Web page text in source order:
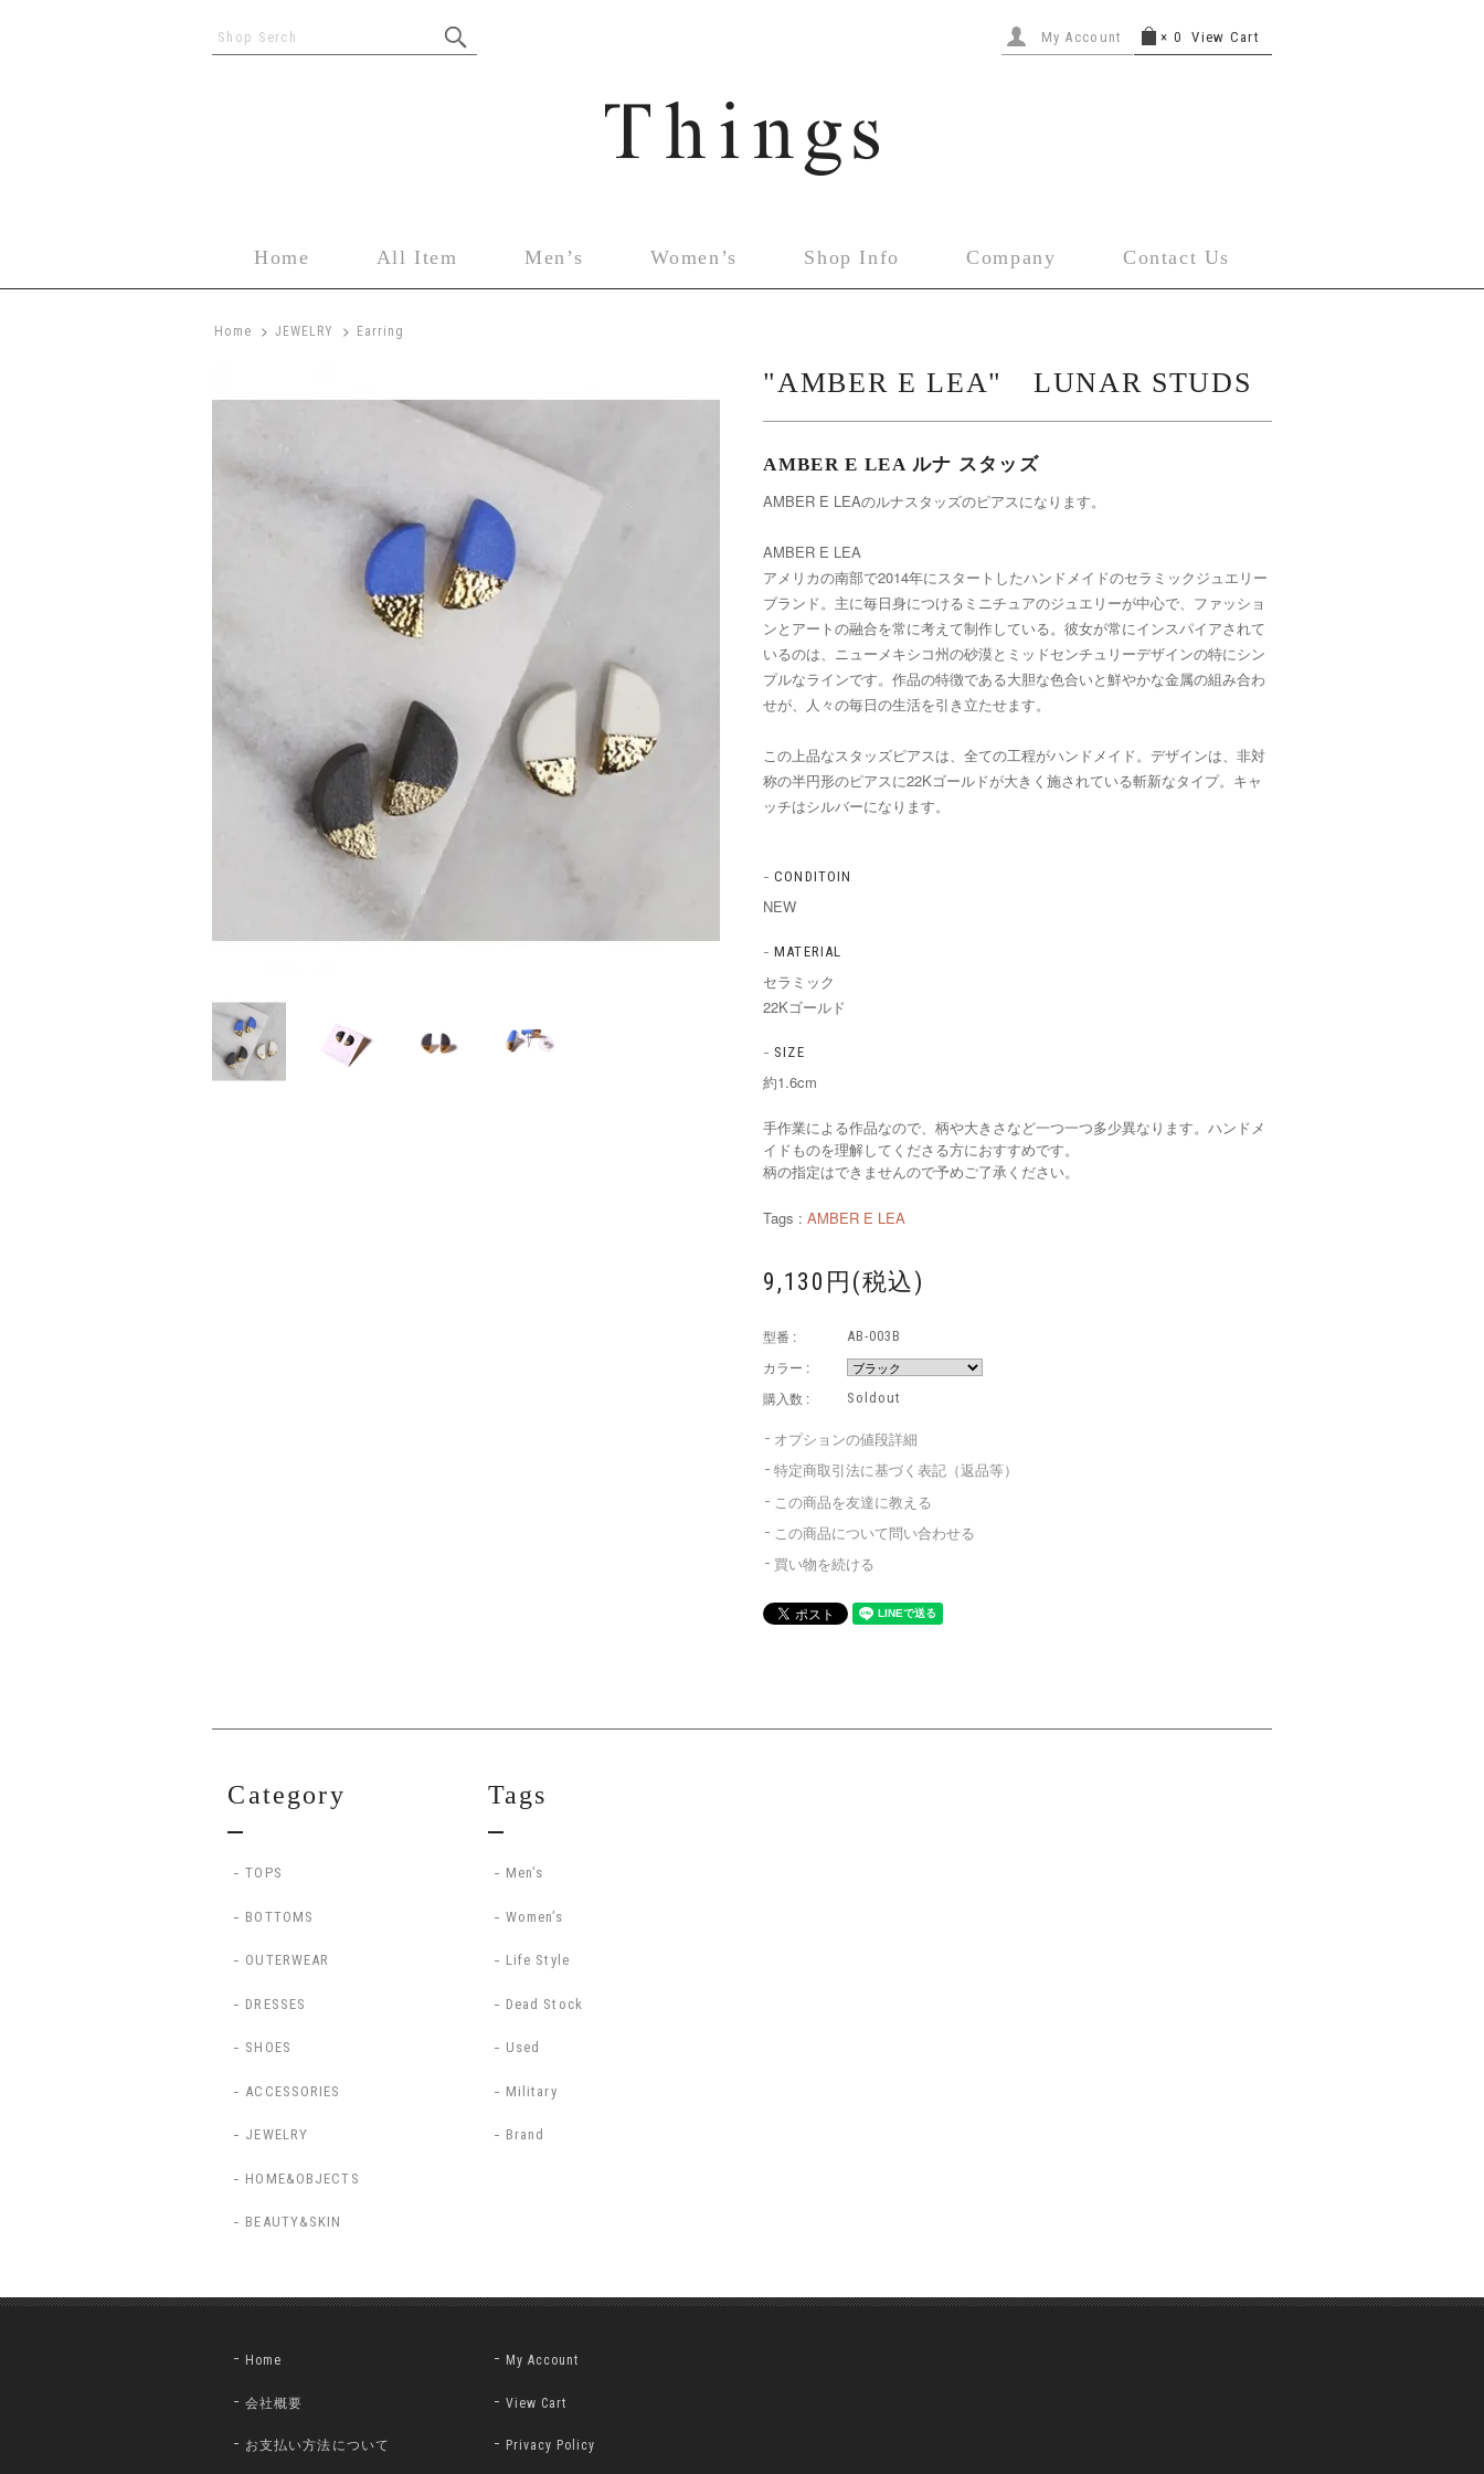
× 0 View Cart
My Account
Shop Serch
Home All Item Men’s Women’s Shop Info Company Contact Us
Home > JEWELRY > Earring
"AMBER E LEA" LUNAR STUDS
AMBER E LEA ルナ スタッズ
AMBER E LEAのルナスタッズのピアスになります。
AMBER E LEA
アメリカの南部で2014年にスタートしたハンドメイドのセラミックジュエリー
ブランド。主に毎日身につけるミニチュアのジュエリーが中心で、ファッショ
ンとアートの融合を常に考えて制作している。彼女が常にインスパイアされて
いるのは、ニューメキシコ州の砂漠とミッドセンチュリーデザインの特にシン
プルなラインです。作品の特徴である大胆な色合いと鮮やかな金属の組み合わ
せが、人々の毎日の生活を引き立たせます。
この上品なスタッズピアスは、全ての工程がハンドメイド。デザインは、非対
称の半円形のピアスに22Kゴールドが大きく施されている斬新なタイプ。キャ
ッチはシルバーになります。
CONDITOIN
NEW
MATERIAL
セラミック
22Kゴールド
SIZE
約1.6cm
手作業による作品なので、柄や大きさなど一つ一つ多少異なります。ハンドメ
イドものを理解してくださる方におすすめです。
柄の指定はできませんので予めご了承ください。
Tags :AMBER E LEA
9,130円(税込)
型番 : AB-003B
カラー :
購入数 :
Soldout
オプションの値段詳細
特定商取引法に基づく表記（返品等）
この商品を友達に教える
この商品について問い合わせる
買い物を続ける
Category
TOPS
BOTTOMS
OUTERWEAR
DRESSES
SHOES
ACCESSORIES
JEWELRY
HOME&OBJECTS
BEAUTY&SKIN
Tags
Men’s
Women’s
Life Style
Dead Stock
Used
Military
Brand
Home
会社概要
お支払い方法について
My Account
View Cart
Privacy Policy